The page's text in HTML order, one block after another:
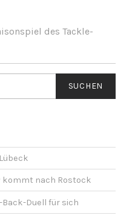
des Tackle-
kommt nach Rostock
Duell für sich